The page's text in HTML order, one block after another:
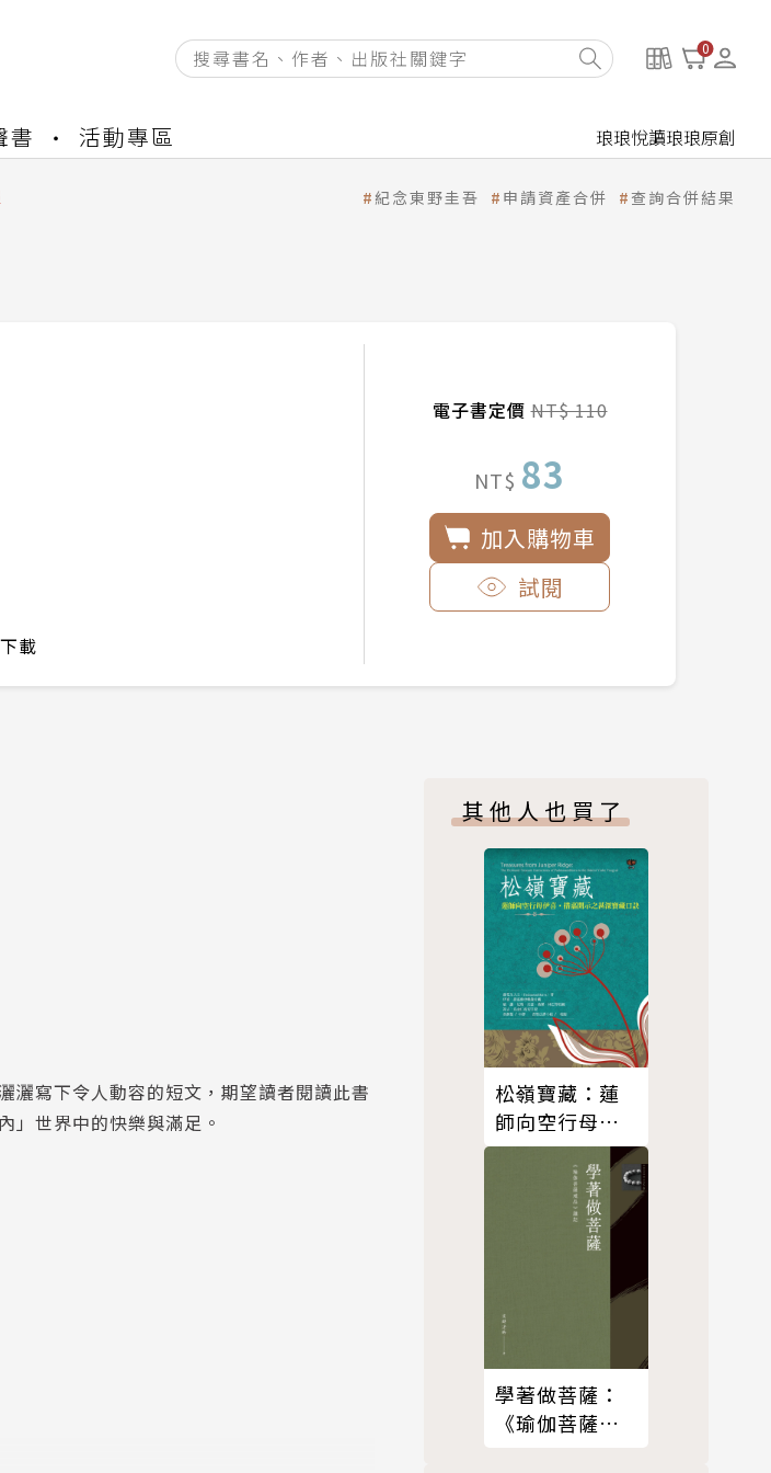
0
書 活動專區 琅琅悅讀琅琅原創
紀念東野圭吾 申請資產合併 查詢合併結果
載
電子書定價NT$ 110
NT$ 83
加入購物車
試閱
灑寫下令人動容的短文，期望讀者閱讀此書
」世界中的快樂與滿足。
其他人也買了
松嶺寶藏：蓮
師向空行母伊
喜‧措嘉開示
之甚深寶藏口
學著做菩薩：
《瑜伽菩薩戒